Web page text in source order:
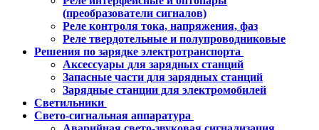
(преобразователи сигналов)
Реле контроля тока, напряжения, фаз
Реле твердотельные и полупроводниковые
Решения по зарядке электротранспорта
Аксессуары для зарядных станций
Запасные части для зарядных станций
Зарядные станции для электромобилей
Светильники
Свето-сигнальная аппаратура